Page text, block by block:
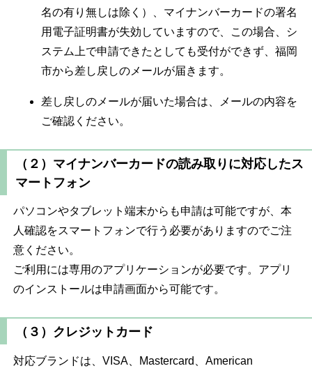
名の有り無しは除く）、マイナンバーカードの署名
用電子証明書が失効していますので、この場合、シ
ステム上で申請できたとしても受付ができず、福岡
市から差し戻しのメールが届きます。
差し戻しのメールが届いた場合は、メールの内容を
ご確認ください。
（２）マイナンバーカードの読み取りに対応したス
マートフォン
パソコンやタブレット端末からも申請は可能ですが、本
人確認をスマートフォンで行う必要がありますのでご注
意ください。
ご利用には専用のアプリケーションが必要です。アプリ
のインストールは申請画面から可能です。
（３）クレジットカード
対応ブランドは、VISA、Mastercard、American